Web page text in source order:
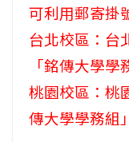
可利用郵寄掛
台北校區：台
「銘傳大學
桃園校區：桃
傳大學學務組